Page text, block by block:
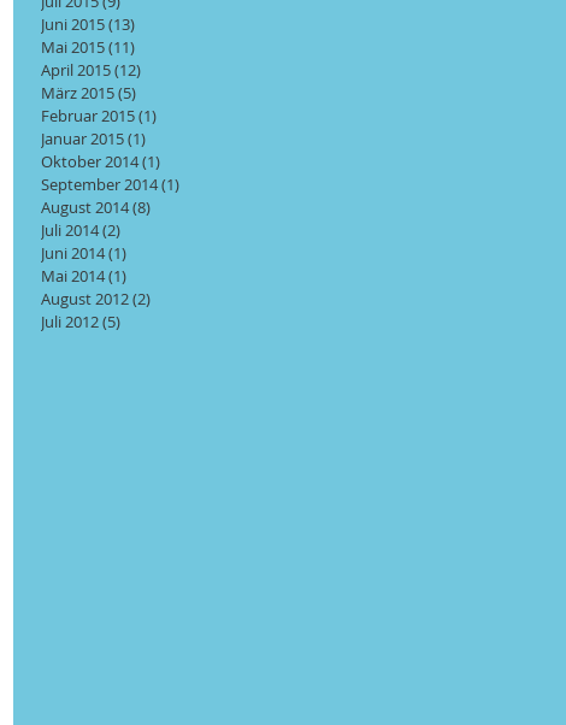
Juni 2015(13)
Mai 2015(11)
April 2015(12)
März 2015(5)
Februar 2015(1)
Januar 2015(1)
Oktober 2014(1)
September 2014(1)
August 2014(8)
Juli 2014(2)
Juni 2014(1)
Mai 2014(1)
August 2012(2)
Juli 2012(5)